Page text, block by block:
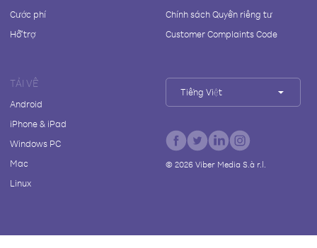
Cước phí
Hỗ trợ
Chính sách Quyền riêng tư
Customer Complaints Code
TẢI VỀ
Android
iPhone & iPad
Windows PC
Mac
Linux
Tiếng Việt
© 2026Viber Media S.à r.l.